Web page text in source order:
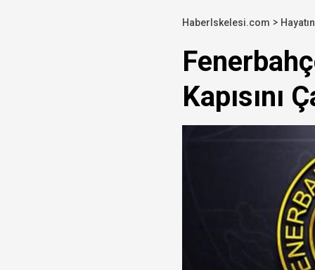
Ferdi Tayfur'un
Düzenleme
AK Parti'ye geçmem
HaberIskelesi.com
Kapısını